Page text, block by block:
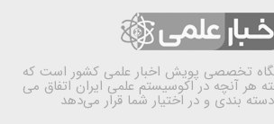
تخصصی پویش اخبار علمی کشور است که
هر آنچه در اکوسیستم علمی ایران اتفاق می
بندی و در اختیار شما قرار می‌دهد